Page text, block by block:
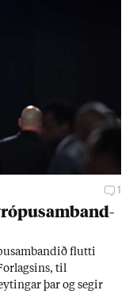
1
flutti
til
þar og seg­ir